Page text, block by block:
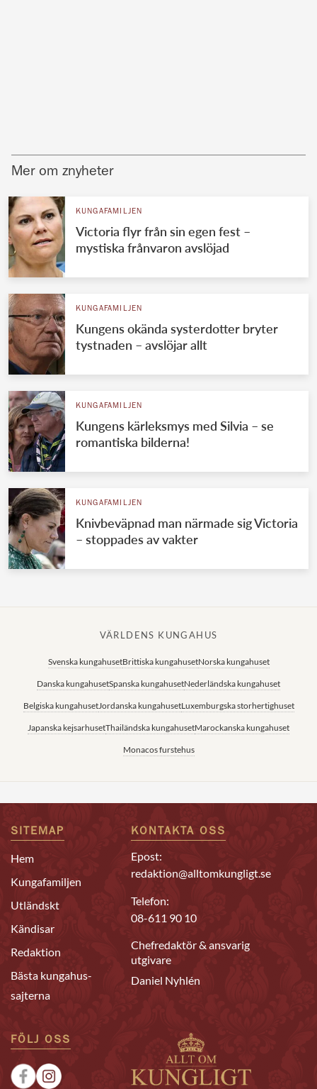
Mer om znyheter
KUNGAFAMILJEN
Victoria flyr från sin egen fest –
mystiska frånvaron avslöjad
KUNGAFAMILJEN
Kungens okända systerdotter bryter
tystnaden – avslöjar allt
KUNGAFAMILJEN
Kungens kärleksmys med Silvia – se
romantiska bilderna!
KUNGAFAMILJEN
Knivbeväpnad man närmade sig Victoria
– stoppades av vakter
VÄRLDENS KUNGAHUS
Svenska kungahusetBrittiska kungahusetNorska kungahuset
Danska kungahusetSpanska kungahusetNederländska kungahuset
Belgiska kungahusetJordanska kungahusetLuxemburgska storhertighuset
Japanska kejsarhusetThailändska kungahusetMarockanska kungahuset
Monacos furstehus
SITEMAP
Hem
Kungafamiljen
Utländskt
Kändisar
Redaktion
Bästa kungahus-
sajterna
KONTAKTA OSS
Epost:
redaktion@alltomkungligt.se
Telefon:
08-611 90 10
Chefredaktör & ansvarig
utgivare
Daniel Nyhlén
FÖLJ OSS